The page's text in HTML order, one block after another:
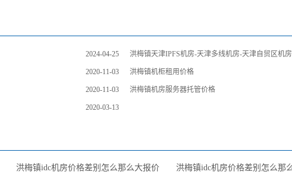
2024-04-25 洪梅镇天津IPFS机房-天津多线机房-天津自贸区机房
2020-11-03 洪梅镇机柜租用价格
2020-11-03 洪梅镇机房服务器托管价格
2020-03-13
洪梅镇idc机房价格差别怎么那么大报价
洪梅镇idc机房价格差别怎么那